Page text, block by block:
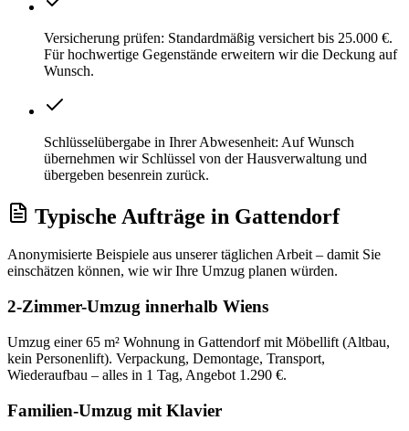
Versicherung prüfen: Standardmäßig versichert bis 25.000 €.
Für hochwertige Gegenstände erweitern wir die Deckung auf
Wunsch.
Schlüsselübergabe in Ihrer Abwesenheit: Auf Wunsch
übernehmen wir Schlüssel von der Hausverwaltung und
übergeben besenrein zurück.
Typische Aufträge in Gattendorf
Anonymisierte Beispiele aus unserer täglichen Arbeit – damit Sie
einschätzen können, wie wir Ihre Umzug planen würden.
2-Zimmer-Umzug innerhalb Wiens
Umzug einer 65 m² Wohnung in Gattendorf mit Möbellift (Altbau,
kein Personenlift). Verpackung, Demontage, Transport,
Wiederaufbau – alles in 1 Tag, Angebot 1.290 €.
Familien-Umzug mit Klavier